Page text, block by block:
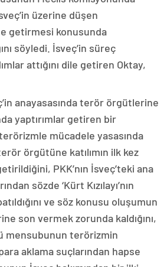
üzerine düşen
getirmesi konusunda
söyledi. İsveç’in süreç
attığını dile getiren Oktay,
anayasasında terör örgütlerine
yaptırımlar getiren bir
mücadele yasasında
örgütüne katılımın ilk kez
PKK’nın İsveç’teki ana
sözde ‘Kürt Kızılayı’nın
ve söz konusu oluşumun
son vermek zorunda kaldığını,
mensubunun terörizmin
aklama suçlarından hapse